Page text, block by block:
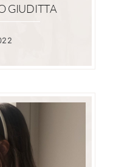
GIUDITTA